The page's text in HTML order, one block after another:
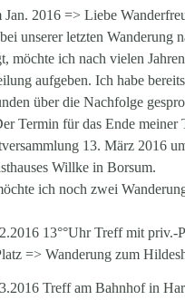
2016 => Liebe
unserer letzten Wanderung
möchte ich nach vielen
aufgeben. Ich habe
über die Nachfolge
Termin für das Ende meiner
13. März 2016
Willke in Borsum.
ich noch zwei
13°°Uhr Treff mit
=> Wanderung zum
Treff am Bahnhof in